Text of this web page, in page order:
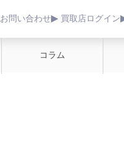
お問い合わせ 買取店ログイン
コラム